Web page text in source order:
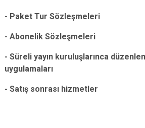
- Paket Tur Sözleşmeleri
- Abonelik Sözleşmeleri
- Süreli yayın kuruluşlarınca
uygulamaları
- Satış sonrası hizmetler